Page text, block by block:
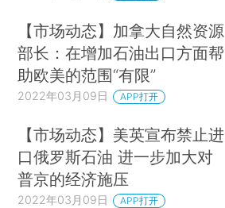
【市场动态】加拿大自然资源
部长：在增加石油出口方面帮
助欧美的范围“有限”
2022年03月09日 APP打开
【市场动态】美英宣布禁止进
口俄罗斯石油 进一步加大对
普京的经济施压
2022年03月09日 APP打开